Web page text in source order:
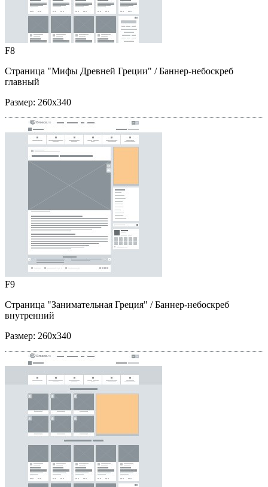
F8
Страница "Мифы Древней Греции" / Баннер-небоскреб
главный
Размер: 260x340
F9
Страница "Занимательная Греция" / Баннер-небоскреб
внутренний
Размер: 260x340